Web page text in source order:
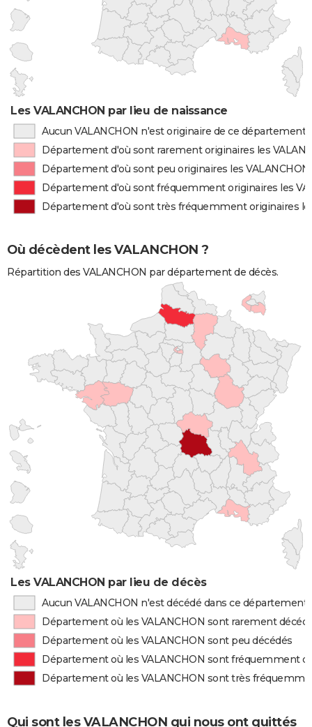
Les VALANCHON par lieu de naissance
Aucun VALANCHON n'est originaire de ce département
Département d'où sont rarement originaires les
Département d'où sont peu originaires les VALANCHON
Département d'où sont fréquemment originaires les
Département d'où sont très fréquemment originaires
Où décèdent les VALANCHON ?
Répartition des VALANCHON par département de décès.
Les VALANCHON par lieu de décès
Aucun VALANCHON n'est décédé dans ce département
Département où les VALANCHON sont rarement
Département où les VALANCHON sont peu décédés
Département où les VALANCHON sont fréquemment
Département où les VALANCHON sont très
Qui sont les VALANCHON qui nous ont quittés